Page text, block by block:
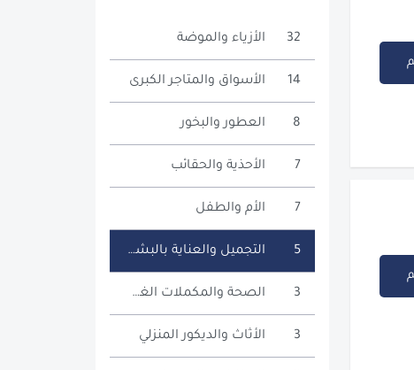
الأزياء والموضة 32
الأسواق والمتاجر الكبرى 14
العطور والبخور 8
الأحذية والحقائب 7
الأم والطفل 7
التجميل والعناية بالبشرة 5
الصحة والمكملات الغذائية 3
الأثاث والديكور المنزلي 3